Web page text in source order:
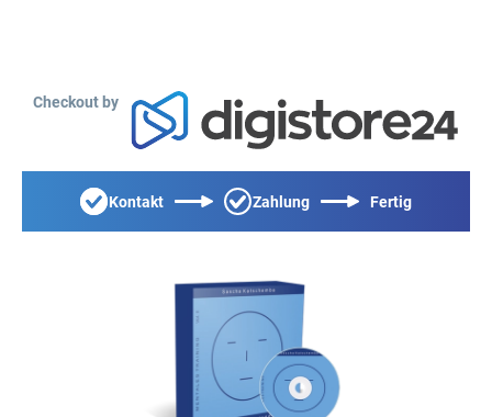
Checkout by
Kontakt Zahlung Fertig